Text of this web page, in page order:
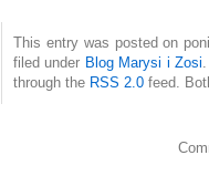
This entry was posted on
filed under Blog Marysi i Zosi
through the RSS 2.0 feed.